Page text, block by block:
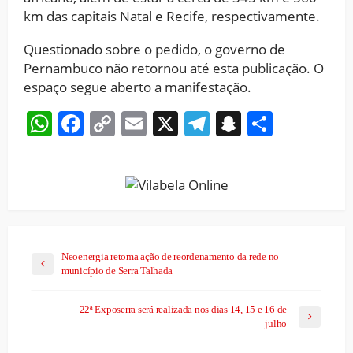
km das capitais Natal e Recife, respectivamente.
Questionado sobre o pedido, o governo de
Pernambuco não retornou até esta publicação. O
espaço segue aberto a manifestação.
WhatsApp
Facebook
CopyEmail
X Telegram
Snapchat
Neoenergia retoma ação de reordenamento da rede no
município de Serra Talhada
22ª Exposerra será realizada nos dias 14, 15 e 16 de
julho